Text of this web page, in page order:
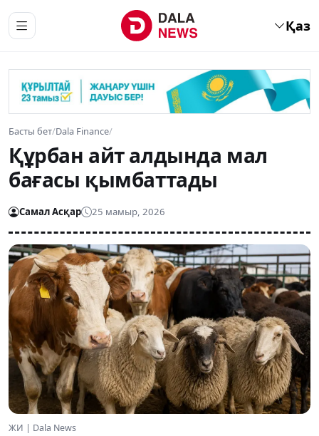
Қаз
Басты бет/Dala Finance/
Құрбан айт алдында мал
бағасы қымбаттады
Самал Асқар 25 мамыр, 2026
ЖИ | Dala News